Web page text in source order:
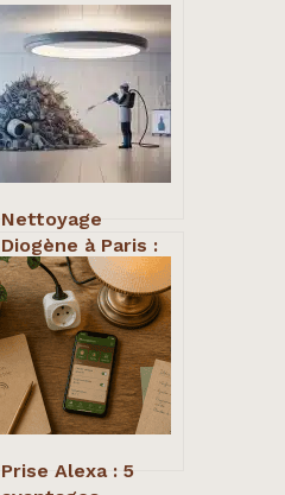
Nettoyage
Diogène à Paris :
pourquoi vider un
logement
insalubre sans
désinfection est
une erreur grave
Prise Alexa : 5